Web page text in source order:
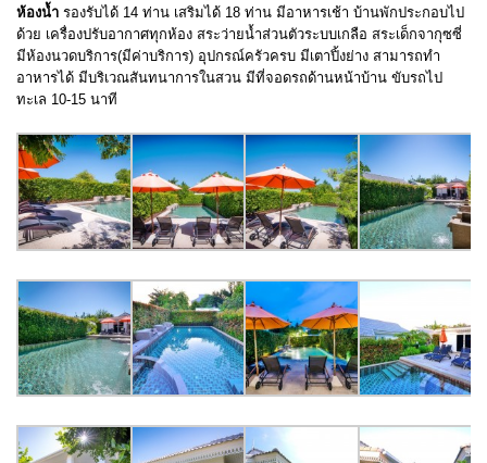
ห้องน้ำ รองรับได้ 14 ท่าน เสริมได้ 18 ท่าน มีอาหารเช้า บ้านพักประกอบไป
ด้วย เครื่องปรับอากาศทุกห้อง สระว่ายน้ำส่วนตัวระบบเกลือ สระเด็กจากุซซี่
มีห้องนวดบริการ(มีค่าบริการ) อุปกรณ์ครัวครบ มีเตาปิ้งย่าง สามารถทำ
อาหารได้ มีบริเวณสันทนาการในสวน มีที่จอดรถด้านหน้าบ้าน ขับรถไป
ทะเล 10-15 นาที